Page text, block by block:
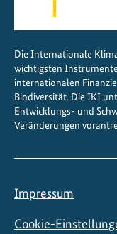
Die Internationale
wichtigsten
internationalen
Biodiversität. Die IKI
Entwicklungs- und
Veränderungen
Impressum
Cookie-